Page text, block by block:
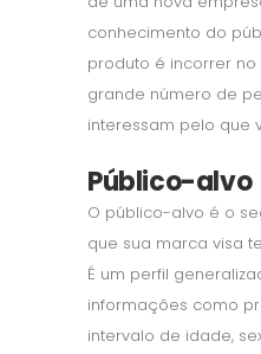
conhecimento do
produto é incorrer
grande número de
interessam pelo que
Público-alvo
O público-alvo é o
que sua marca visa
É um perfil
informações como
intervalo de idade,